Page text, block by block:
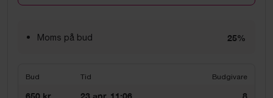
Moms på bud 25%
Bud Tid Budgivare
650 kr 23 apr. 11:06 8